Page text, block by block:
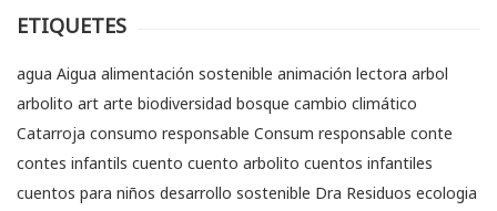
ETIQUETES
agua Aigua alimentación sostenible animación lectora arbol
arbolito art arte biodiversidad bosque cambio climático
Catarroja consumo responsable Consum responsable conte
contes infantils cuento cuento arbolito cuentos infantiles
cuentos para niños desarrollo sostenible Dra Residuos ecologia